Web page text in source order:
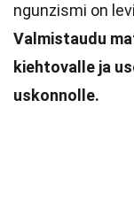
ngunzismi on
Valmistaudu
kiehtovalle ja
uskonnolle.